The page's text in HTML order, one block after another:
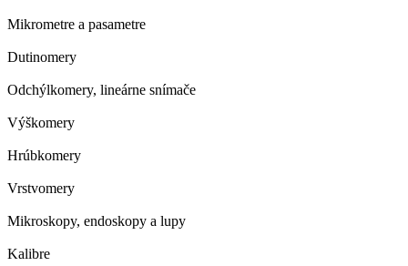
Mikrometre a pasametre
Dutinomery
Odchýlkomery, lineárne snímače
Výškomery
Hrúbkomery
Vrstvomery
Mikroskopy, endoskopy a lupy
Kalibre